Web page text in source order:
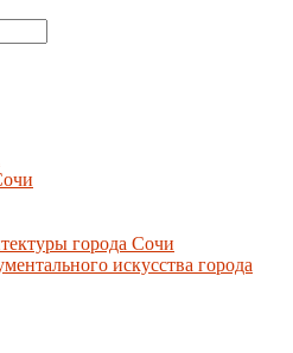
города Сочи
искусства города